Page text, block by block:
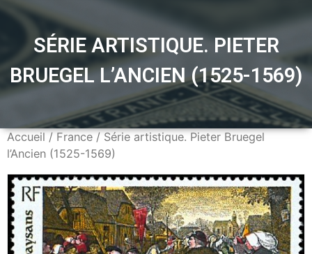
SÉRIE ARTISTIQUE. PIETER
BRUEGEL L’ANCIEN (1525-1569)
Accueil / France / Série artistique. Pieter Bruegel
l’Ancien (1525-1569)